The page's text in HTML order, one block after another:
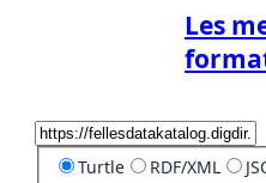
Les
Turtle RDF/XML